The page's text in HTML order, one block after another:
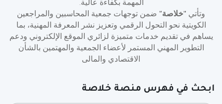
المهمة بكفاءة عالية.
وتأتي "خلاصة" ضمن توجهات جمعية المحاسبين والمراجعين
الكويتية نحو التحول الرقمي وتعزيز نشر المعرفة المهنية، بما
يساهم في تقديم خدمات متميزة لزائري الموقع الإلكتروني ودعم
التطوير المهني المستمر لأعضاء الجمعية والمهتمين بالشأن
الاقتصادي والمالى
ابحث في فهرس منصة خلاصة